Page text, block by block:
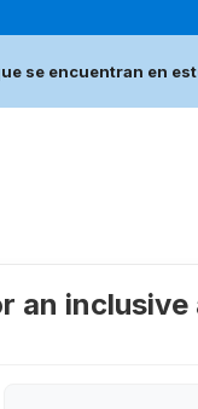
se encuentran en
an